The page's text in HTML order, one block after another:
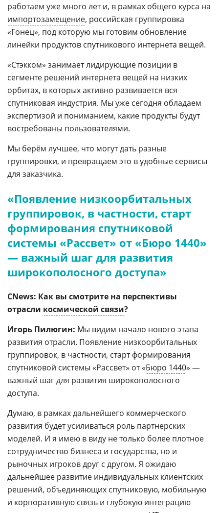
работаем уже много лет и, в рамках общего курса на
импортозамещение, российская группировка
«Гонец», под которую мы готовим обновление
линейки продуктов спутникового интернета вещей.
«Стэкком» занимает лидирующие позиции в
сегменте решений интернета вещей на низких
орбитах, в которых активно развивается вся
спутниковая индустрия. Мы уже сегодня обладаем
экспертизой и пониманием, какие продукты будут
востребованы пользователями.
Мы берём лучшее, что могут дать разные
группировки, и превращаем это в удобные сервисы
для заказчика.
«Появление низкоорбитальных
группировок, в частности, старт
формирования спутниковой
системы «Рассвет» от «Бюро 1440»
— важный шаг для развития
широкополосного доступа»
CNews: Как вы смотрите на перспективы
отрасли космической связи?
Игорь Пилюгин: Мы видим начало нового этапа
развития отрасли. Появление низкоорбитальных
группировок, в частности, старт формирования
спутниковой системы «Рассвет» от «Бюро 1440» —
важный шаг для развития широкополосного
доступа.
Думаю, в рамках дальнейшего коммерческого
развития будет усиливаться роль партнерских
моделей. И я имею в виду не только более плотное
сотрудничество бизнеса и государства, но и
рыночных игроков друг с другом. Я ожидаю
дальнейшее развитие индивидуальных клиентских
решений, объединяющих спутниковую, мобильную
и корпоративную связь и глубокую интеграцию